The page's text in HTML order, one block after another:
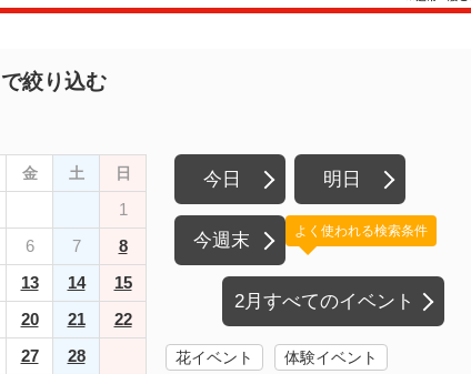
絞り込む
金 土 日
1
6 7
8
13 14
15
20 21
22
27 28
今日 明日
今週末
2月すべてのイベント
よく使われる検索条件
花イベント
体験イベント